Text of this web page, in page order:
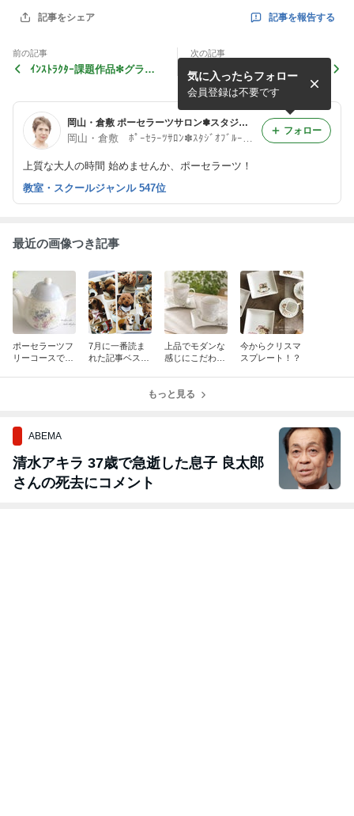
記事をシェア 記事を報告する
前の記事
ｲﾝｽﾄﾗｸﾀｰ課題作品✻グラデ
次の記事
初めてのグルーデコ
岡山・倉敷 ポーセラーツサロン✽スタジオブルーグラス
上質な大人の時間 始めませんか、ポーセラーツ！
気に入ったらフォロー
会員登録は不要です
フォロー
教室・スクールジャンル 547位
最近の画像つき記事
ポーセラーツフ
リーコースでも
7月に一番読ま
れた記事ベスト
上品でモダンな
感じにこだわっ
今からクリスマ
スプレート！？
もっと見る
ABEMA
清水アキラ 37歳で急逝した息子 良太郎
さんの死去にコメント